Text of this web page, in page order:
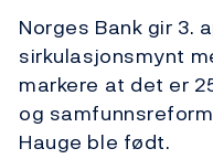
Norges Bank gir 3.
sirkulasjonsmynt
markere at det er
og
Hauge ble født.